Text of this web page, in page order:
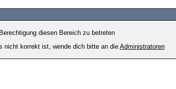
diesen Bereich zu betreten
nicht korrekt ist, wende dich bitte an dieAdministratoren